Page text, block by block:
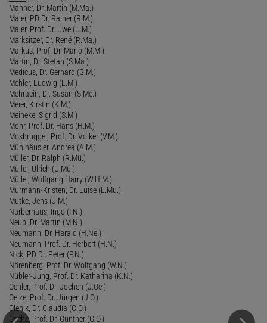
Mahner, Dr. Martin (M.Ma.)
Maier, PD Dr. Rainer (R.M.)
Maier, Prof. Dr. Uwe (U.M.)
Marksitzer, Dr. René (R.Ma.)
Markus, Prof. Dr. Mario (M.M.)
Martin, Dr. Stefan (S.Ma.)
Medicus, Dr. Gerhard (G.M.)
Mehler, Ludwig (L.M.)
Mehraein, Dr. Susan (S.Me.)
Meier, Kirstin (K.M.)
Meineke, Sigrid (S.M.)
Mohr, Prof. Dr. Hans (H.M.)
Mosbrugger, Prof. Dr. Volker (V.M.)
Mühlhäusler, Andrea (A.M.)
Müller, Dr. Ralph (R.Mü.)
Müller, Ulrich (U.Mü.)
Müller, Wolfgang Harry (W.H.M.)
Murmann-Kristen, Dr. Luise (L.Mu.)
Mutke, Jens (J.M.)
Narberhaus, Ingo (I.N.)
Neub, Dr. Martin (M.N.)
Neumann, Dr. Harald (H.Ne.)
Neumann, Prof. Dr. Herbert (H.N.)
Nick, PD Dr. Peter (P.N.)
Nörenberg, Prof. Dr. Wolfgang (W.N.)
Nübler-Jung, Prof. Dr. Katharina (K.N.)
Oehler, Prof. Dr. Jochen (J.Oe.)
Oelze, Prof. Dr. Jürgen (J.O.)
Olenik, Dr. Claudia (C.O.)
Osche, Prof. Dr. Günther (G.O.)